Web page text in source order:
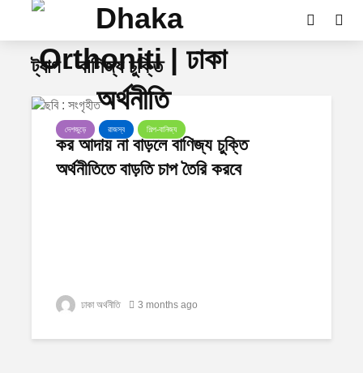
ট্যাগ - বাণিজ্য চুক্তি
দেশজুড়ে রাজস্ব শিল্প-বানিজ্য
কর আদায় না বাড়লে বাণিজ্য চুক্তি
অর্থনীতিতে বাড়তি চাপ তৈরি করবে
ঢাকা অর্থনীতি 3 months ago